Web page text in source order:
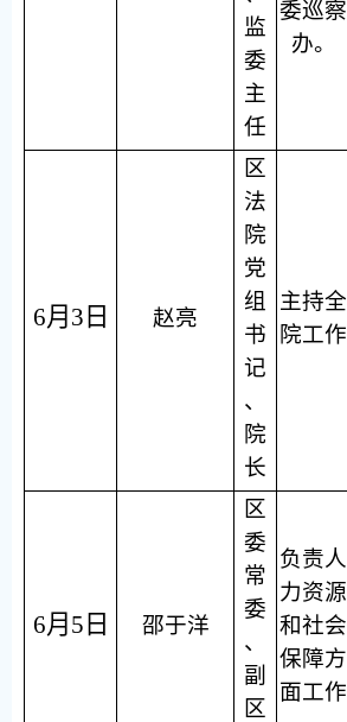
监
委
主
任
委巡察
办。
6月3日 赵亮
区
法
院
党
组
书
记
、
院
长
主持全
院工作
6月5日 邵于洋
区
委
常
委
、
副
区
负责人
力资源
和社会
保障方
面工作